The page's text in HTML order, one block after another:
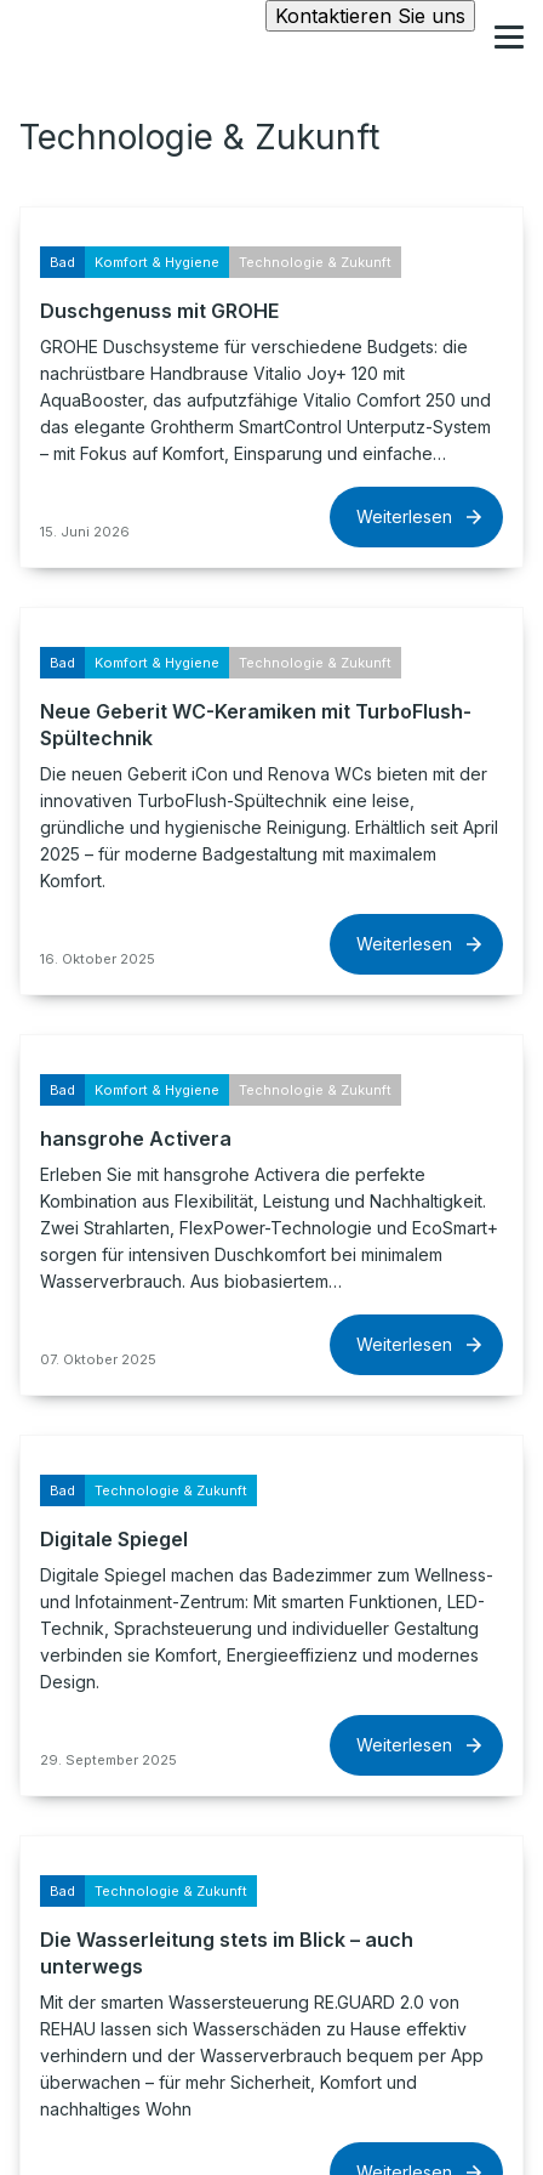
Kontaktieren Sie uns
Technologie & Zukunft
Bad Komfort & Hygiene Technologie & Zukunft
Duschgenuss mit GROHE
GROHE Duschsysteme für verschiedene Budgets: die
nachrüstbare Handbrause Vitalio Joy+ 120 mit
AquaBooster, das aufputzfähige Vitalio Comfort 250 und
das elegante Grohtherm SmartControl Unterputz-System
– mit Fokus auf Komfort, Einsparung und einfache…
15. Juni 2026
Weiterlesen
Bad Komfort & Hygiene Technologie & Zukunft
Neue Geberit WC-Keramiken mit TurboFlush-
Spültechnik
Die neuen Geberit iCon und Renova WCs bieten mit der
innovativen TurboFlush-Spültechnik eine leise,
gründliche und hygienische Reinigung. Erhältlich seit April
2025 – für moderne Badgestaltung mit maximalem
Komfort.
16. Oktober 2025
Weiterlesen
Bad Komfort & Hygiene Technologie & Zukunft
hansgrohe Activera
Erleben Sie mit hansgrohe Activera die perfekte
Kombination aus Flexibilität, Leistung und Nachhaltigkeit.
Zwei Strahlarten, FlexPower-Technologie und EcoSmart+
sorgen für intensiven Duschkomfort bei minimalem
Wasserverbrauch. Aus biobasiertem…
07. Oktober 2025
Weiterlesen
Bad Technologie & Zukunft
Digitale Spiegel
Digitale Spiegel machen das Badezimmer zum Wellness-
und Infotainment-Zentrum: Mit smarten Funktionen, LED-
Technik, Sprachsteuerung und individueller Gestaltung
verbinden sie Komfort, Energieeffizienz und modernes
Design.
29. September 2025
Weiterlesen
Bad Technologie & Zukunft
Die Wasserleitung stets im Blick – auch
unterwegs
Mit der smarten Wassersteuerung RE.GUARD 2.0 von
REHAU lassen sich Wasserschäden zu Hause effektiv
verhindern und der Wasserverbrauch bequem per App
überwachen – für mehr Sicherheit, Komfort und
nachhaltiges Wohn